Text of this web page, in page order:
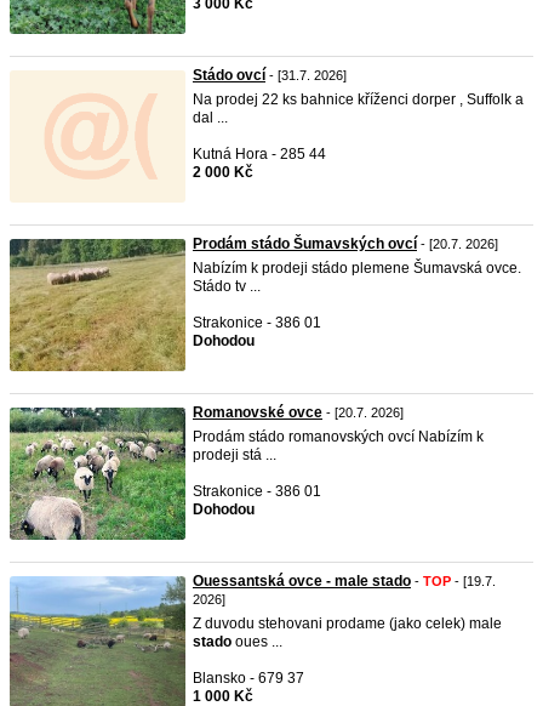
3 000 Kč
Stádo ovcí - [31.7. 2026]
Na prodej 22 ks bahnice kříženci dorper , Suffolk a
dal ...
Kutná Hora - 285 44
2 000 Kč
Prodám stádo Šumavských ovcí - [20.7. 2026]
Nabízím k prodeji stádo plemene Šumavská ovce.
Stádo tv ...
Strakonice - 386 01
Dohodou
Romanovské ovce - [20.7. 2026]
Prodám stádo romanovských ovcí Nabízím k
prodeji stá ...
Strakonice - 386 01
Dohodou
Ouessantská ovce - male stado - TOP - [19.7.
2026]
Z duvodu stehovani prodame (jako celek) male
stado oues ...
Blansko - 679 37
1 000 Kč